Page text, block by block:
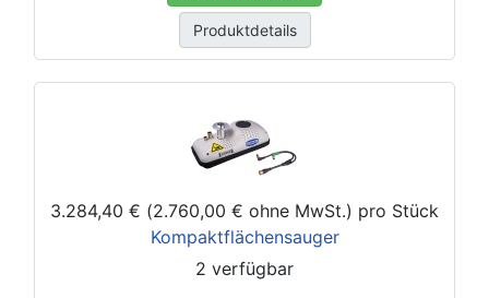
Produktdetails
3.284,40 € (2.760,00 € ohne MwSt.) pro Stück
Kompaktflächensauger
2 verfügbar